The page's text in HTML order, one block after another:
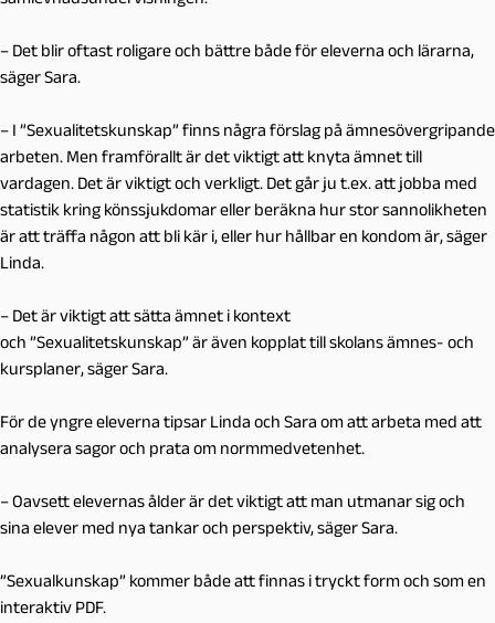
– Det blir oftast roligare och bättre både för eleverna och lärarna,
säger Sara.
– I ”Sexualitetskunskap” finns några förslag på ämnesövergripande
arbeten. Men framförallt är det viktigt att knyta ämnet till
vardagen. Det är viktigt och verkligt. Det går ju t.ex. att jobba med
statistik kring könssjukdomar eller beräkna hur stor sannolikheten
är att träffa någon att bli kär i, eller hur hållbar en kondom är, säger
Linda.
– Det är viktigt att sätta ämnet i kontext
och ”Sexualitetskunskap” är även kopplat till skolans ämnes- och
kursplaner, säger Sara.
För de yngre eleverna tipsar Linda och Sara om att arbeta med att
analysera sagor och prata om normmedvetenhet.
– Oavsett elevernas ålder är det viktigt att man utmanar sig och
sina elever med nya tankar och perspektiv, säger Sara.
”Sexualkunskap” kommer både att finnas i tryckt form och som en
interaktiv PDF.